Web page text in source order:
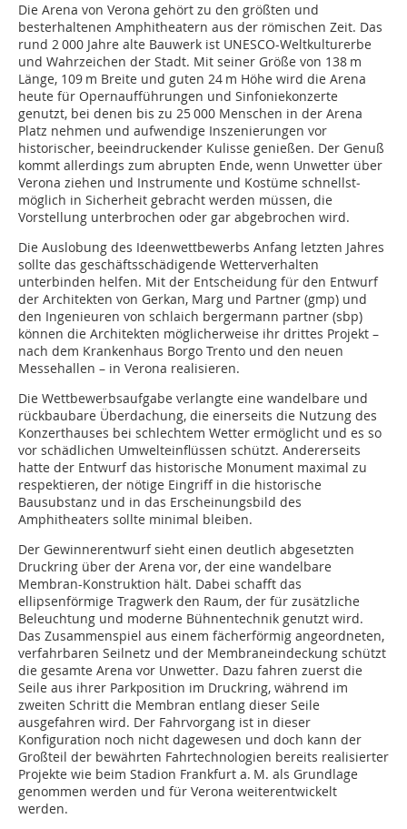
Die Arena von Verona gehört zu den größten und
besterhaltenen Amphitheatern aus der römischen Zeit. Das
rund 2 000 Jahre alte Bauwerk ist UNESCO-Weltkulturerbe
und Wahrzeichen der Stadt. Mit seiner Größe von 138 m
Länge, 109 m Breite und guten 24 m Höhe wird die Arena
heute für Opernaufführungen und Sinfoniekonzerte
genutzt, bei denen bis zu 25 000 Menschen in der Arena
Platz nehmen und aufwendige Inszenierungen vor
historischer, beeindruckender Kulisse genießen. Der Genuß
kommt allerdings zum abrupten Ende, wenn Unwetter über
Verona ziehen und Instrumente und Kostüme schnellst­
möglich in Sicherheit gebracht werden müssen, die
Vorstellung unterbrochen oder gar abgebrochen wird.
Die Auslobung des Ideenwettbewerbs Anfang letzten Jahres
sollte das geschäftsschädigende Wetterverhalten
unterbinden helfen. Mit der Entscheidung für den Entwurf
der Architekten von Gerkan, Marg und Partner (gmp) und
den Ingenieuren von schlaich bergermann partner (sbp)
können die Architekten möglicherweise ihr drittes Projekt –
nach dem Krankenhaus Borgo Trento und den neuen
Messehallen – in Verona realisieren.
Die Wettbewerbsaufgabe verlangte eine wandelbare und
rückbaubare Überdachung, die einerseits die Nutzung des
Konzerthauses bei schlechtem Wetter ermöglicht und es so
vor schädlichen Umwelteinflüssen schützt. Andererseits
hatte der Entwurf das historische Monument maximal zu
respektieren, der nötige Eingriff in die historische
Bausubstanz und in das Erscheinungsbild des
Amphitheaters sollte minimal bleiben.
Der Gewinnerentwurf sieht einen deutlich abgesetzten
Druckring über der Arena vor, der eine wandelbare
Membran-Konstruktion hält. Dabei schafft das
ellipsenförmige Tragwerk den Raum, der für zusätzliche
Beleuchtung und moderne Bühnentechnik genutzt wird.
Das Zusammenspiel aus einem fächerförmig angeordneten,
verfahrbaren Seilnetz und der Membraneindeckung schützt
die gesamte Arena vor Unwetter. Dazu fahren zuerst die
Seile aus ihrer Parkposition im Druckring, während im
zweiten Schritt die Membran entlang dieser Seile
ausgefahren wird. Der Fahrvorgang ist in dieser
Konfiguration noch nicht dagewesen und doch kann der
Großteil der bewährten Fahrtechnologien bereits realisierter
Projekte wie beim Stadion Frankfurt a. M. als Grundlage
genommen werden und für Verona weiterentwickelt
werden.